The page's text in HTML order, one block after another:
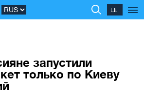
запустили
только по Киеву